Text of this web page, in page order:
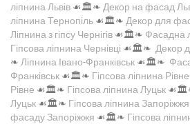
ліпнина Львів ☙🏛️❧ Декор на фасад
ліпнина Тернопіль ☙🏛️❧ Декор для
Ліпнина з гіпсу Чернігів ☙🏛️❧ Фасадна
Гіпсова ліпнина Чернівці ☙🏛️❧ Декор
❧ Ліпнина Івано-Франківськ ☙🏛️❧
Франківськ ☙🏛️❧ Гіпсова ліпнина Рівне
Рівне ☙🏛️❧ Гіпсова ліпнина Луцьк
Луцьк ☙🏛️❧ Гіпсова ліпнина Запоріжжя
фасаду Запоріжжя ☙🏛️❧ Гіпсова